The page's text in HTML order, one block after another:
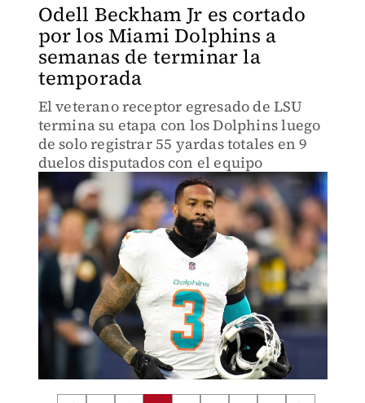
Odell Beckham Jr es cortado
por los Miami Dolphins a
semanas de terminar la
temporada
El veterano receptor egresado de LSU
termina su etapa con los Dolphins luego
de solo registrar 55 yardas totales en 9
duelos disputados con el equipo